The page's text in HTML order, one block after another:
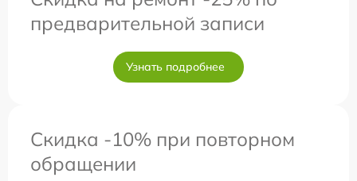
предварительной записи
Узнать подробнее
Скидка -10% при повторном
обращении